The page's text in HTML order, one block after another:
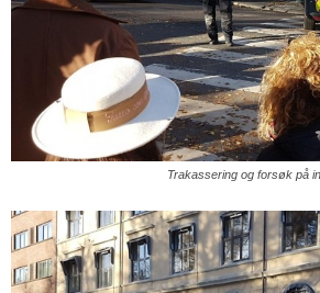
Trakassering og forsøk på